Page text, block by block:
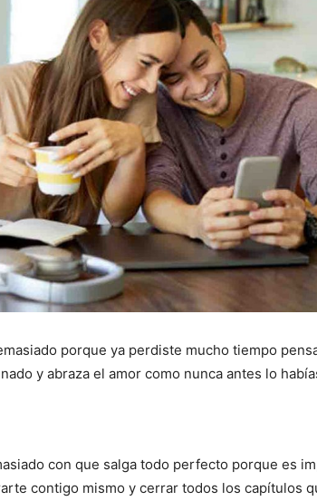
porque ya perdiste mucho tiempo
y abraza el amor como nunca antes lo
con que salga todo perfecto porque es
contigo mismo y cerrar todos los capítulos